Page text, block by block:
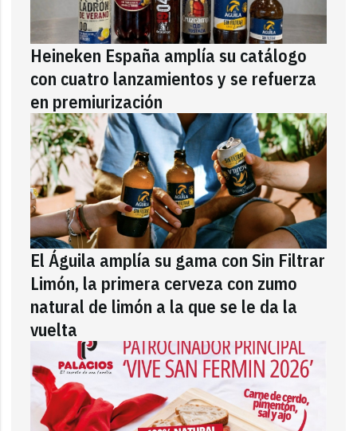
Heineken España amplía su catálogo
con cuatro lanzamientos y se refuerza
en premiurización
El Águila amplía su gama con Sin Filtrar
Limón, la primera cerveza con zumo
natural de limón a la que se le da la
vuelta